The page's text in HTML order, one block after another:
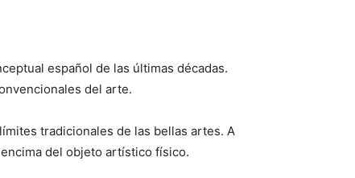
español de las últimas décadas.
del arte.
tradicionales de las bellas artes. A
del objeto artístico físico.